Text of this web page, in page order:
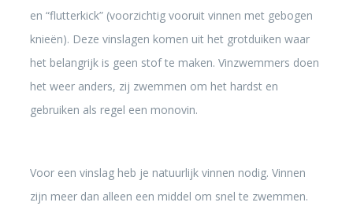
en “flutterkick” (voorzichtig vooruit vinnen met gebogen
knieën). Deze vinslagen komen uit het grotduiken waar
het belangrijk is geen stof te maken. Vinzwemmers doen
het weer anders, zij zwemmen om het hardst en
gebruiken als regel een monovin.
Voor een vinslag heb je natuurlijk vinnen nodig. Vinnen
zijn meer dan alleen een middel om snel te zwemmen.